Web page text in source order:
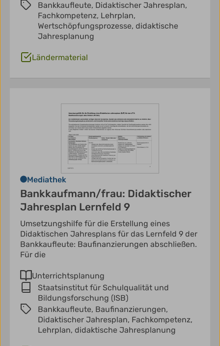
Bankkaufleute, Didaktischer Jahresplan,
Fachkompetenz, Lehrplan,
Wertschöpfungsprozesse, didaktische
Jahresplanung
Ländermaterial
Mediathek
Bankkaufmann/frau: Didaktischer
Jahresplan Lernfeld 9
Umsetzungshilfe für die Erstellung eines
Didaktischen Jahresplans für das Lernfeld 9 der
Bankkaufleute: Baufinanzierungen abschließen.
Für die
Unterrichtsplanung
Staatsinstitut für Schulqualität und
Bildungsforschung (ISB)
Bankkaufleute, Baufinanzierungen,
Didaktischer Jahresplan, Fachkompetenz,
Lehrplan, didaktische Jahresplanung